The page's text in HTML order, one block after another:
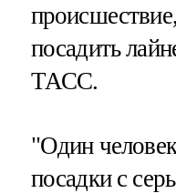
посадить
ТАСС.
"Один
посадки с